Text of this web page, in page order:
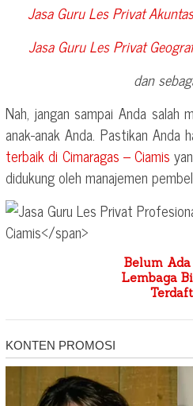
Jasa Guru Les Privat
Jasa Guru Les Privat
dan
Nah, jangan sampai Anda salah
anak-anak Anda. Pastikan Anda
terbaik di Cimaragas – Ciamis
didukung oleh manajemen
Belum
Lembaga